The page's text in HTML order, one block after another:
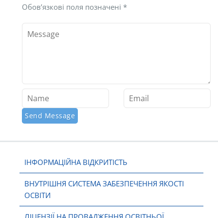
ІНФОРМАЦІЙНА ВІДКРИТІСТЬ
ВНУТРІШНЯ СИСТЕМА ЗАБЕЗПЕЧЕННЯ ЯКОСТІ
ОСВІТИ
Обов’язкові поля позначені *